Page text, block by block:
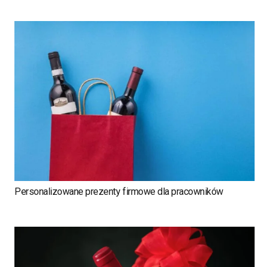
Personalizowane prezenty firmowe dla pracowników